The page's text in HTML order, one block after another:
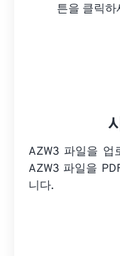
튼을 클릭하
AZW3 파일을 업
AZW3 파일을
니다.